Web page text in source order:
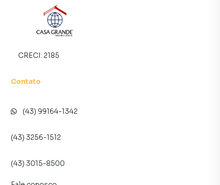
CRECI: 2185
Contato
(43) 99164-1342
(43) 3256-1512
(43) 3015-8500